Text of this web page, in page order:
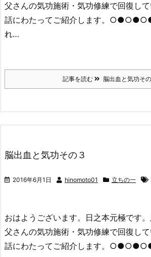
父さんの気功施術・気功修練で回復し
話にわたってご紹介します。
れ…
記事を読む 脳出血と気功その
脳出血と気功その３
2016年6月1日 hinomoto01 立ちの一
おはようございます。日之本元極です
父さんの気功施術・気功修練で回復し
話にわたってご紹介します。